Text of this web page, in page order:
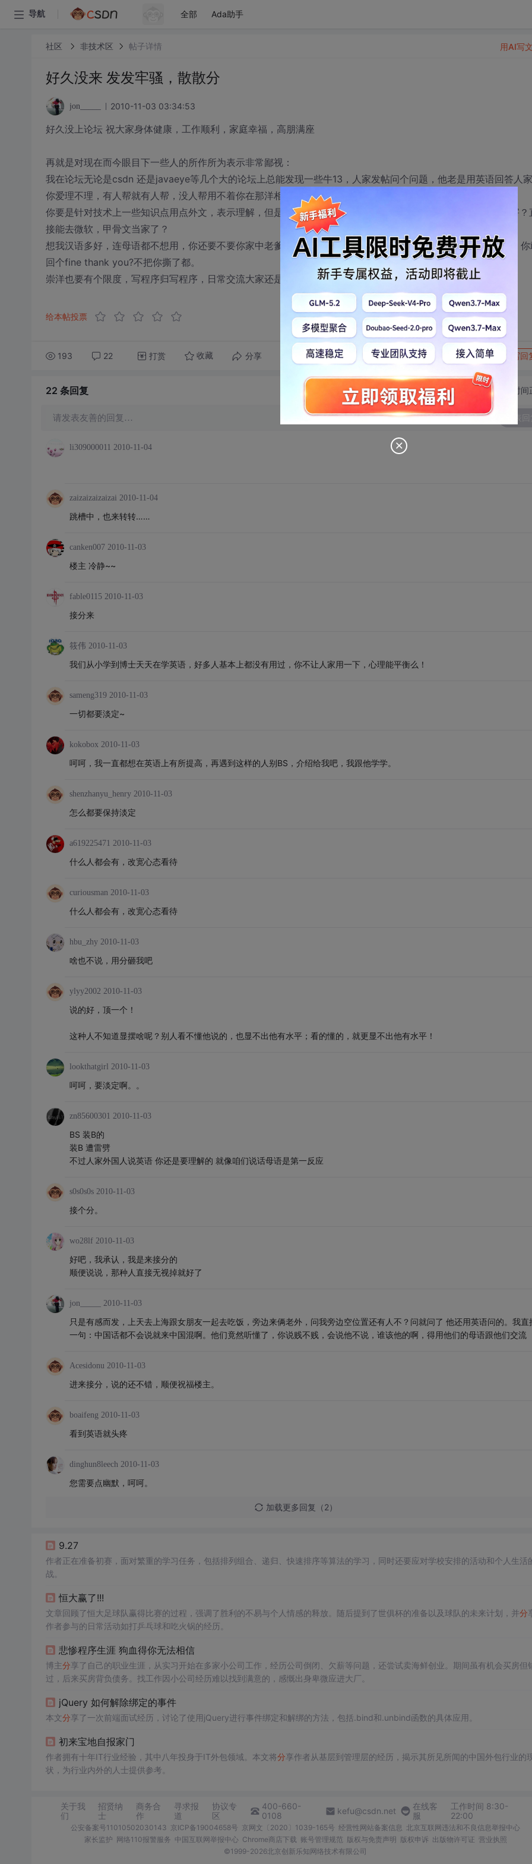
导航 全部 Ada助手
社区 非技术区 帖子详情
好久没来 发发牢骚，散散分
jon_____ 2010-11-03 03:34:53
好久没上论坛 祝大家身体健康，工作顺利，家庭幸福，高朋满座
再就是对现在而今眼目下一些人的所作所为表示非常鄙视：
我在论坛无论是csdn 还是javaeye等几个大的论坛上总能发现一些牛13，人家发帖问个问题，他老是用英语回答人
你爱理不理，有人帮就有人帮，没人帮用不着你在那洋相，从头到脚一副奴才相。
你要是针对技术上一些知识点用点外文，表示理解，但是很明白的几句话，非扯j8英语，显得你很有水平？很厉害？
接能去微软，甲骨文当家了？
想我汉语多好，连母语都不想用，你还要不要你家中老爹，娘亲了。难不成你爸打电话问你：儿子现在身体怎样。你
回个fine thank you?不把你撕了都。
崇洋也要有个限度，写程序归写程序，日常交流大家还是用我们自己的语言。
给本帖投票
193 22 打赏 收藏 分享 转发到动态 举报 写回
用AI写
22 条回复 切换为时间
请发表友善的回复…
li309000011 2010-11-04
zaizaizaizaizai 2010-11-04
跳槽中，也来转转……
canken007 2010-11-03
楼主 冷静~~
fable0115 2010-11-03
接分来
筱伟 2010-11-03
我们从小学到博士天天在学英语，好多人基本上都没有用过，你不让人家用一下，心理能平衡么！
sameng319 2010-11-03
一切都要淡定~
kokobox 2010-11-03
呵呵，我一直都想在英语上有所提高，再遇到这样的人别BS，介绍给我吧，我跟他学学。
shenzhanyu_henry 2010-11-03
怎么都要保持淡定
a619225471 2010-11-03
什么人都会有，改宽心态看待
curiousman 2010-11-03
什么人都会有，改宽心态看待
hbu_zhy 2010-11-03
啥也不说，用分砸我吧
ylyy2002 2010-11-03
说的好，顶一个！
这种人不知道显摆啥呢？别人看不懂他说的，也显不出他有水平；看的懂的，就更显不出他有水平！
lookthatgirl 2010-11-03
呵呵，要淡定啊。。
zn85600301 2010-11-03
BS 装B的
装B 遭雷劈
不过人家外国人说英语 你还是要理解的 就像咱们说话母语是第一反应
s0s0s0s 2010-11-03
接个分。
wo28lf 2010-11-03
好吧，我承认，我是来接分的
顺便说说，那种人直接无视掉就好了
jon_____ 2010-11-03
只是有感而发，上天去上海跟女朋友一起去吃饭，旁边来俩老外，问我旁边空位置还有人不？问就问了 他还用英语问的。我直
一句：中国话都不会说就来中国混啊。他们竟然听懂了，你说贱不贱，会说他不说，谁该他的啊，得用他们的母语跟他们交流
Acesidonu 2010-11-03
进来接分，说的还不错，顺便祝福楼主。
boaifeng 2010-11-03
看到英语就头疼
dinghun8leech 2010-11-03
您需要点幽默，呵呵。
加载更多回复（2）
9.27
作者正在准备初赛，面对繁重的学习任务，包括排列组合、递归、快速排序等算法的学习，同时还要应对学校安排的活动和个人生活
战。
恒大赢了!!!
文章回顾了恒大足球队赢得比赛的过程，强调了胜利的不易与个人情感的释放。随后提到了世俱杯的准备以及球队的未来计划，并分
作者参与的日常活动如打乒乓球和吃火锅的经历。
悲惨程序生涯 狗血得你无法相信
博主分享了自己的职业生涯，从实习开始在多家小公司工作，经历公司倒闭、欠薪等问题，还尝试卖海鲜创业。期间虽有机会买房但
过，后来买房背负债务。找工作因小公司经历难以找到满意的，感慨出身卑微应进大厂。
jQuery 如何解除绑定的事件
本文分享了一次前端面试经历，讨论了使用jQuery进行事件绑定和解绑的方法，包括.bind和.unbind函数的具体应用。
初来宝地自报家门
作者拥有十年IT行业经验，其中八年投身于IT外包领域。本文将分享作者从基层到管理层的经历，揭示其所见所闻的中国外包行业的
状，为行业内外的人士提供参考。
关于我
们
招贤纳
士
商务合
作
寻求报
道
协议专
区
400-660-
0108
kefu@csdn.net
在线客
服
工作时间 8:30-
22:00
公安备案号11010502030143 京ICP备19004658号 京网文〔2020〕1039-165号 经营性网站备案信息 北京互联网违法和不良信息举报中心
家长监护 网络110报警服务 中国互联网举报中心 Chrome商店下载 账号管理规范 版权与免责声明 版权申诉 出版物许可证 营业执照
©1999-2026北京创新乐知网络技术有限公司